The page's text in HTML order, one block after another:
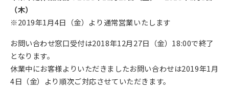
（木）
※2019年1月4日（金）より通常営業いたします
お問い合わせ窓口受付は2018年12月27日（金）18:00で終了
となります。
休業中にお客様よりいただきましたお問い合わせは2019年1月
4日（金）より順次ご対応させていただきます。